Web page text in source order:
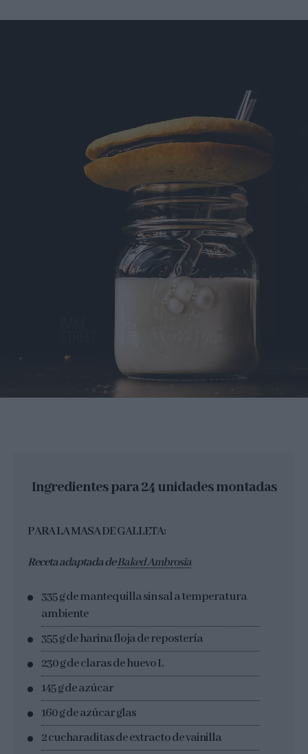
Ingredientes para 24 unidades montadas
PARA LA MASA DE GALLETA:
Receta adaptada deBaked Ambrosia
335 g de mantequilla sin sal a temperatura
ambiente
355 g de harina floja de repostería
230 g de claras de huevo L
145 g de azúcar
160 g de azúcar glas
2 cucharaditas de extracto de vainilla